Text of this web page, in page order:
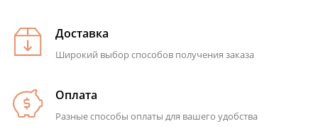
Доставка
Широкий выбор способов получения заказа
Оплата
Разные способы оплаты для вашего удобства